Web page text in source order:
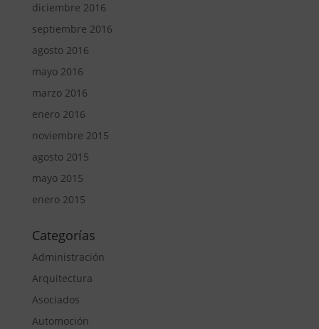
diciembre 2016
septiembre 2016
agosto 2016
mayo 2016
marzo 2016
enero 2016
noviembre 2015
agosto 2015
mayo 2015
enero 2015
Categorías
Administración
Arquitectura
Asociados
Automoción